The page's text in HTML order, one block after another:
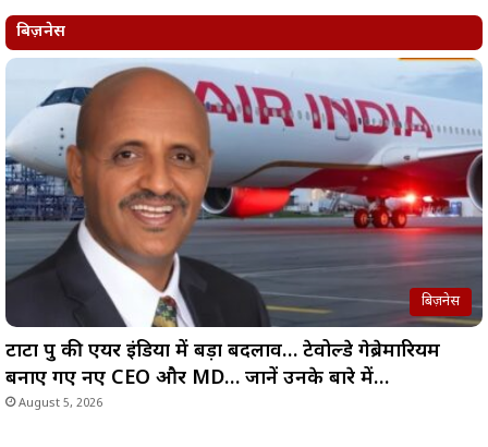
बिज़नेस
बिज़नेस
टाटा ग्रुप की एयर इंडिया में बड़ा बदलाव… टेवोल्डे गेब्रेमारियम
बनाए गए नए CEO और MD… जानें उनके बारे में…
August 5, 2026